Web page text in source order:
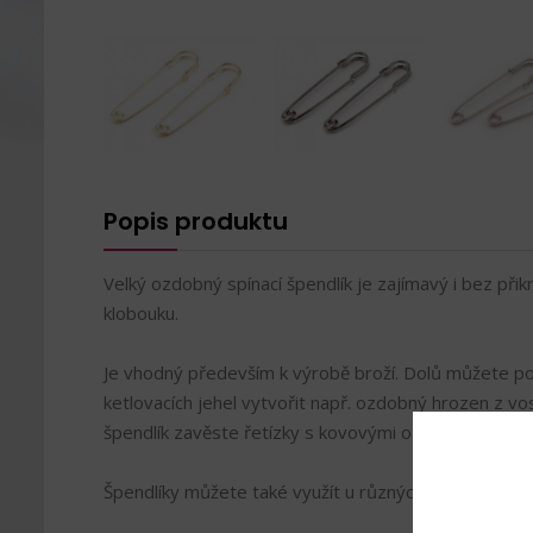
Popis produktu
Velký ozdobný spínací špendlík je zajímavý i bez
klobouku.
Je vhodný především k výrobě broží. Dolů můžete
ketlovacích jehel vytvořit např. ozdobný hrozen z
špendlík zavěste řetízky s kovovými ozdobami a
Špendlíky můžete také využít u různých dekorací,